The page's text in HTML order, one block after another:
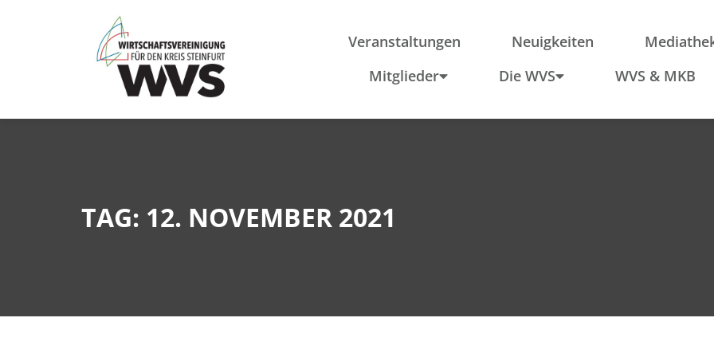
Veranstaltungen Neuigkeiten
Mitglieder
Die WVS WVS & MKB
Anfahrt
TAG: 12. NOVEMBER 2021